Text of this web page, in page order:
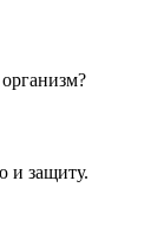
и защиту.